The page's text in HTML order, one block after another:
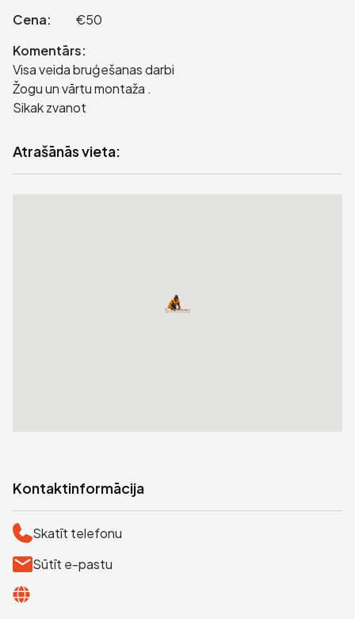
Cena:
€50
Komentārs:
Visa veida bruģešanas darbi
Žogu un vārtu montaža .
Sikak zvanot
Atrašānās vieta:
Kontaktinformācija
Skatīt telefonu
Sūtīt e-pastu